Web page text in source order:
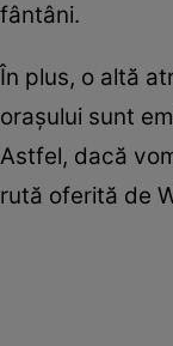
fântâni.
În plus, o altă
orașului sunt
Astfel, dacă
rută oferită de